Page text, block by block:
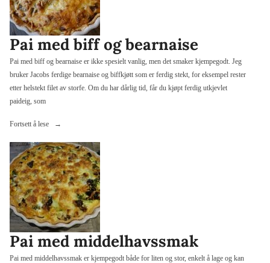
Pai med biff og bearnaise
Pai med biff og bearnaise er ikke spesielt vanlig, men det smaker kjempegodt. Jeg
bruker Jacobs ferdige bearnaise og biffkjøtt som er ferdig stekt, for eksempel rester
etter helstekt filet av storfe. Om du har dårlig tid, får du kjøpt ferdig utkjevlet
paideig, som
Fortsett å lese
«Pai
biff
og
bearnaise»
Pai med middelhavssmak
Pai med middelhavssmak er kjempegodt både for liten og stor, enkelt å lage og kan